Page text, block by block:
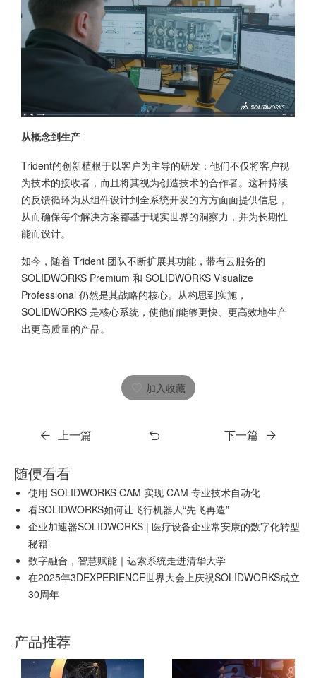
从概念到生产
Trident的创新植根于以客户为主导的研发：他们不仅将客户视
为技术的接收者，而且将其视为创造技术的合作者。这种持续
的反馈循环为从组件设计到全系统开发的方方面面提供信息，
从而确保每个解决方案都基于现实世界的洞察力，并为长期性
能而设计。
如今，随着 Trident 团队不断扩展其功能，带有云服务的
SOLIDWORKS Premium 和 SOLIDWORKS Visualize
Professional 仍然是其战略的核心。从构思到实施，
SOLIDWORKS 是核心系统，使他们能够更快、更高效地生产
出更高质量的产品。
加入收藏
上一篇 下一篇
随便看看
使用 SOLIDWORKS CAM 实现 CAM 专业技术自动化
看SOLIDWORKS如何让飞行机器人“先飞再造”
企业加速器SOLIDWORKS | 医疗设备企业常安康的数字化转型
秘籍
数字融合，智慧赋能｜达索系统走进清华大学
在2025年3DEXPERIENCE世界大会上庆祝SOLIDWORKS成立
30周年
产品推荐